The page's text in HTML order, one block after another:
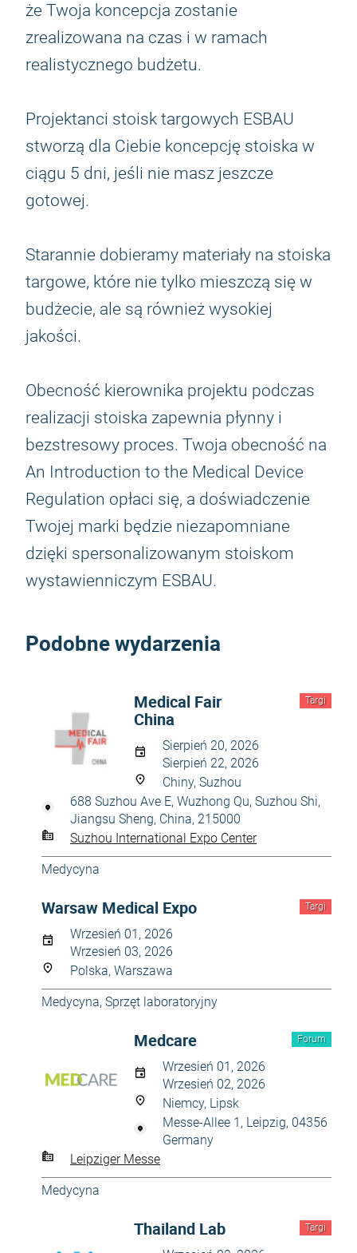
że Twoja koncepcja zostanie
zrealizowana na czas i w ramach
realistycznego budżetu.
Projektanci stoisk targowych ESBAU
stworzą dla Ciebie koncepcję stoiska w
ciągu 5 dni, jeśli nie masz jeszcze
gotowej.
Starannie dobieramy materiały na stoiska
targowe, które nie tylko mieszczą się w
budżecie, ale są również wysokiej
jakości.
Obecność kierownika projektu podczas
realizacji stoiska zapewnia płynny i
bezstresowy proces. Twoja obecność na
An Introduction to the Medical Device
Regulation opłaci się, a doświadczenie
Twojej marki będzie niezapomniane
dzięki spersonalizowanym stoiskom
wystawienniczym ESBAU.
Podobne wydarzenia
Targi
Medical Fair
China
Sierpień 20, 2026
Sierpień 22, 2026
Chiny, Suzhou
688 Suzhou Ave E, Wuzhong Qu, Suzhou Shi,
Jiangsu Sheng, China, 215000
Suzhou International Expo Center
Medycyna
Targi
Warsaw Medical Expo
Wrzesień 01, 2026
Wrzesień 03, 2026
Polska, Warszawa
Medycyna, Sprzęt laboratoryjny
Forum
Medcare
Wrzesień 01, 2026
Wrzesień 02, 2026
Niemcy, Lipsk
Messe-Allee 1, Leipzig, 04356
Germany
Leipziger Messe
Medycyna
Targi
Thailand Lab